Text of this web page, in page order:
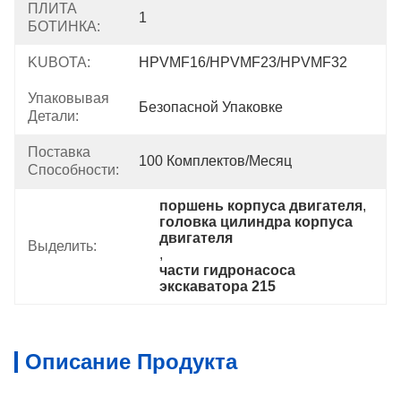
ПЛИТА
БОТИНКА:
1
KUBOTA: HPVMF16/HPVMF23/HPVMF32
Упаковывая
Детали:
Безопасной Упаковке
Поставка
Способности:
100 Комплектов/месяц
Выделить:
поршень корпуса двигателя,
головка цилиндра корпуса
двигателя
,
части гидронасоса
экскаватора 215
Описание Продукта